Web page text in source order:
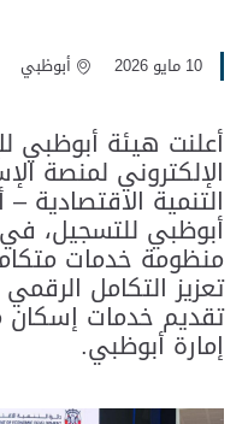
10 مايو 2026 أبوظبي
أعلنت هيئة أبوظبي
الإلكتروني لمنصة
التنمية الاقتصادية
أبوظبي للتسجيل، في
منظومة خدمات
تعزيز التكامل الرقمي
تقديم خدمات
إمارة أبوظبي.‎